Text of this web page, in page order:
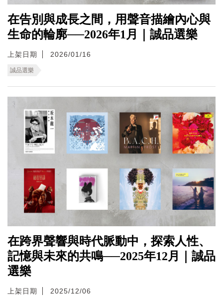
在告別與成長之間，用聲音描繪內心與
生命的輪廓──2026年1月｜誠品選樂
上架日期 2026/01/16
誠品選樂
在跨界聲響與時代脈動中，探索人性、
記憶與未來的共鳴──2025年12月｜誠品
選樂
上架日期 2025/12/06